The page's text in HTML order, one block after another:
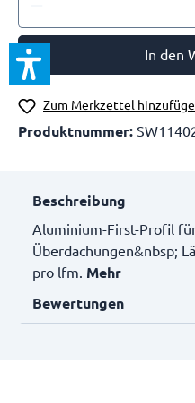
In den
Zum Merkzettel
Produktnummer:
Beschreibung
Aluminium-First-Profil
Überdachungen&nbsp;
pro lfm. Mehr
Bewertungen